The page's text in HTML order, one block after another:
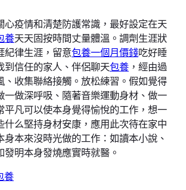
心疫情和清楚防護常識，最好設定在天
養天天固按時間丈量體溫。調劑生涯狀
紀律生涯，留意包養一個月價錢吃好睡
到信任的家人、伴侶聊天包養 ，經由過
、收集聯絡接觸。放松練習。假如覺得
一做深呼吸、隨著音樂運動身材、做一
平凡可以使本身覺得愉悅的工作，想一
什么堅持身材安康，應用此次待在家中
身本來沒時光做的工作：如讀本小說、
明本身發燒應實時就醫。
養